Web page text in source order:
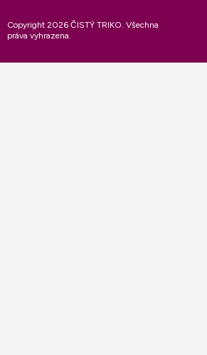
Copyright 2026 ČISTÝ TRIKO. Všechna
práva vyhrazena.